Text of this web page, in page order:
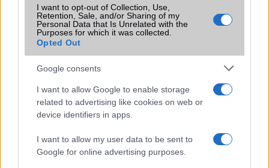
I want to opt-out of Collection, Use,
Retention, Sale, and/or Sharing of my
Personal Data that Is Unrelated with the
Purposes for which it was collected.
Opted Out
Google consents
I want to allow Google to enable storage
related to advertising like cookies on web or
device identifiers in apps.
I want to allow my user data to be sent to
Google for online advertising purposes.
Soha többé nem lájkolsz már úgy mint rég!
További hírek
LEGOLVASOTTABBAK
Számos népszerű Samsung Galaxy készülék kimarad a One
UI 9 frissítésből – itt a lista az érintett modellekről